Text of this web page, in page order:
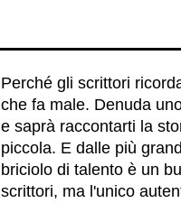
Perché gli scrittori
che fa male. Denuda
e saprà raccontarti la
piccola. E dalle più
briciolo di talento è un
scrittori, ma l'unico